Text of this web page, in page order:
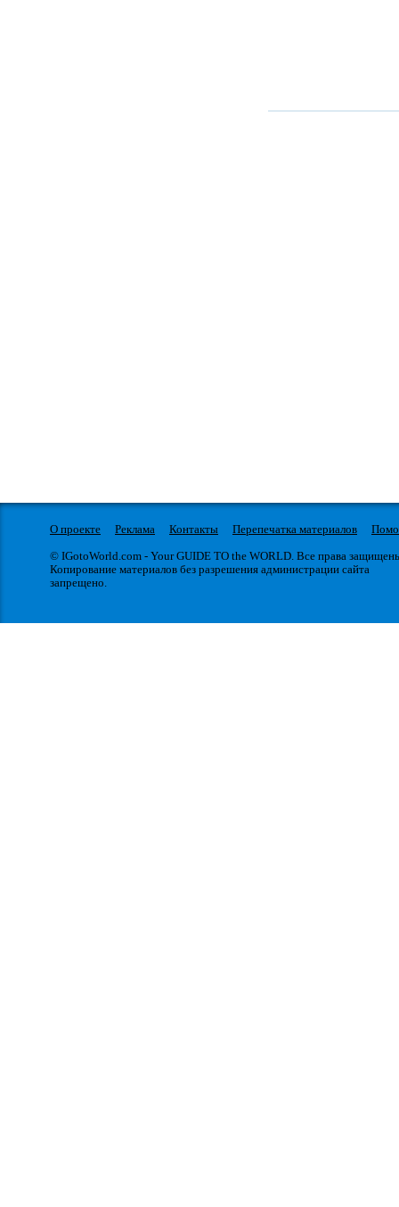
О проекте Реклама Контакты Перепечатка материалов
© IGotoWorld.com - Your GUIDE TO the WORLD. Все права
Копирование материалов без разрешения администрации сайта
запрещено.